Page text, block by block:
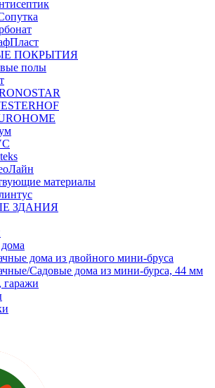
ПОКРЫТИЯ
полы
материалы
ЗДАНИЯ
дома из двойного мини-бруса
Садовые дома из мини-бурса, 44 мм
гаражи